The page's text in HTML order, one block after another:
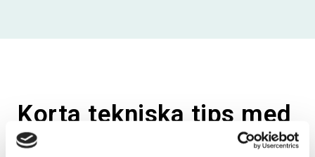
Korta tekniska tips med
produktfokus